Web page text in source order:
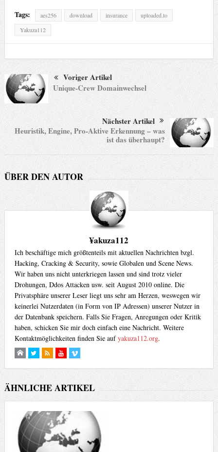
Tags:
aes256 download insurance
uploaded.to
Yakuza112
Voriger Artikel
Unique-Crew Domainwechsel
Nächster Artikel
Heuristik, Engine, Pro-Aktive Erkennung – was
ist das überhaupt?
ÜBER DEN AUTOR
¥akuza112
Ich beschäftige mich größtenteils mit aktuellen Nachrichten bzgl.
Hacking, Cracking & Security, sowie Globalen und Scene News.
Wir haben uns nicht unterkriegen lassen und sind trotz vieler
Drohungen, Ddos Attacken usw. seit August 2010 online. Die
Privatsphäre unserer Leser liegt uns sehr am Herzen, weswegen wir
keinerlei Nutzerdaten (in Form von IP Adressen) unserer Nutzer in
der Datenbank speichern. Falls Sie Fragen, Anregungen oder Kritik
haben, schicken Sie mir doch einfach eine Nachricht. Weitere
Kontaktmöglichkeiten finden Sie aufyakuza112.org.
ÄHNLICHE ARTIKEL